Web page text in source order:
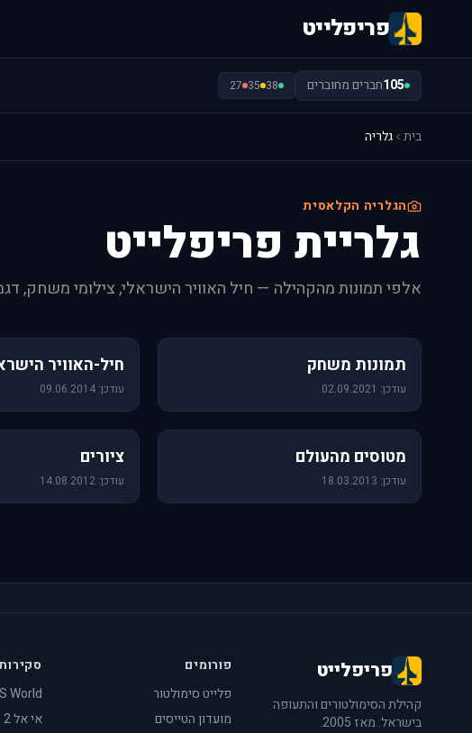
פריפלייט
105חברים מחוברים 38
35
27
בית גלריה
הגלריה הקלאסית
גלריית פריפלייט
אלפי תמונות מהקהילה — חיל האוויר הישראלי, צילומי משחק,
תמונות משחק
עודכן: 02.09.2021
חיל-האוויר
עודכן: 09.06.2014
מטוסים מהעולם
עודכן: 18.03.2013
ציורים
עודכן: 14.08.2012
פריפלייט
קהילת הסימולטורים והתעופה
בישראל. מאז 2005.
פורומים
פלייט סימולטור
מועדון הטייסים
World
אי אל 2 - il2